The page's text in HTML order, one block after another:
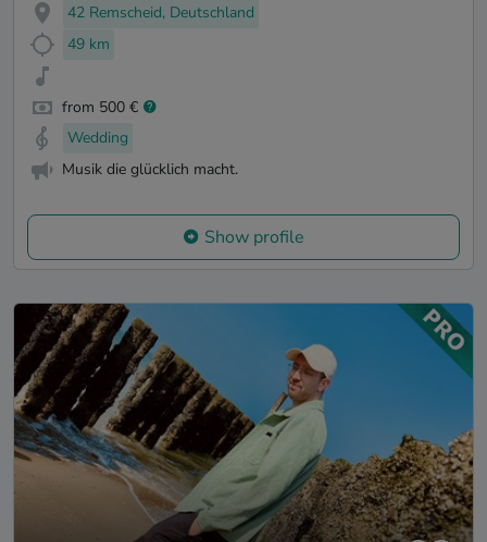
42 Remscheid, Deutschland
49 km
from 500 €
Wedding
Musik die glücklich macht.
Show profile